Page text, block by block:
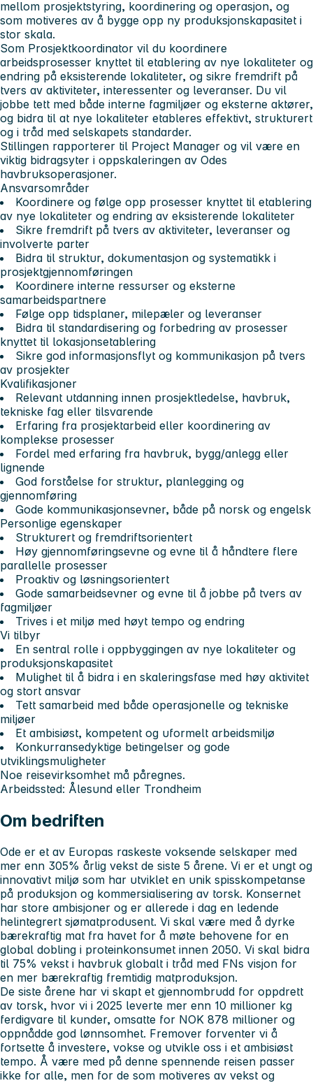
mellom prosjektstyring, koordinering og operasjon, og
som motiveres av å bygge opp ny produksjonskapasitet i
stor skala.
Som Prosjektkoordinator vil du koordinere
arbeidsprosesser knyttet til etablering av nye lokaliteter og
endring på eksisterende lokaliteter, og sikre fremdrift på
tvers av aktiviteter, interessenter og leveranser. Du vil
jobbe tett med både interne fagmiljøer og eksterne aktører,
og bidra til at nye lokaliteter etableres effektivt, strukturert
og i tråd med selskapets standarder.
Stillingen rapporterer til Project Manager og vil være en
viktig bidragsyter i oppskaleringen av Odes
havbruksoperasjoner.
Ansvarsområder
Koordinere og følge opp prosesser knyttet til etablering
av nye lokaliteter og endring av eksisterende lokaliteter
Sikre fremdrift på tvers av aktiviteter, leveranser og
involverte parter
Bidra til struktur, dokumentasjon og systematikk i
prosjektgjennomføringen
Koordinere interne ressurser og eksterne
samarbeidspartnere
Følge opp tidsplaner, milepæler og leveranser
Bidra til standardisering og forbedring av prosesser
knyttet til lokasjonsetablering
Sikre god informasjonsflyt og kommunikasjon på tvers
av prosjekter
Kvalifikasjoner
Relevant utdanning innen prosjektledelse, havbruk,
tekniske fag eller tilsvarende
Erfaring fra prosjektarbeid eller koordinering av
komplekse prosesser
Fordel med erfaring fra havbruk, bygg/anlegg eller
lignende
God forståelse for struktur, planlegging og
gjennomføring
Gode kommunikasjonsevner, både på norsk og engelsk
Personlige egenskaper
Strukturert og fremdriftsorientert
Høy gjennomføringsevne og evne til å håndtere flere
parallelle prosesser
Proaktiv og løsningsorientert
Gode samarbeidsevner og evne til å jobbe på tvers av
fagmiljøer
Trives i et miljø med høyt tempo og endring
Vi tilbyr
En sentral rolle i oppbyggingen av nye lokaliteter og
produksjonskapasitet
Mulighet til å bidra i en skaleringsfase med høy aktivitet
og stort ansvar
Tett samarbeid med både operasjonelle og tekniske
miljøer
Et ambisiøst, kompetent og uformelt arbeidsmiljø
Konkurransedyktige betingelser og gode
utviklingsmuligheter
Noe reisevirksomhet må påregnes.
Arbeidssted: Ålesund eller Trondheim
Om bedriften
Ode er et av Europas raskeste voksende selskaper med
mer enn 305% årlig vekst de siste 5 årene. Vi er et ungt og
innovativt miljø som har utviklet en unik spisskompetanse
på produksjon og kommersialisering av torsk. Konsernet
har store ambisjoner og er allerede i dag en ledende
helintegrert sjømatprodusent. Vi skal være med å dyrke
bærekraftig mat fra havet for å møte behovene for en
global dobling i proteinkonsumet innen 2050. Vi skal bidra
til 75% vekst i havbruk globalt i tråd med FNs visjon for
en mer bærekraftig fremtidig matproduksjon.
De siste årene har vi skapt et gjennombrudd for oppdrett
av torsk, hvor vi i 2025 leverte mer enn 10 millioner kg
ferdigvare til kunder, omsatte for NOK 878 millioner og
oppnådde god lønnsomhet. Fremover forventer vi å
fortsette å investere, vokse og utvikle oss i et ambisiøst
tempo. Å være med på denne spennende reisen passer
ikke for alle, men for de som motiveres av vekst og